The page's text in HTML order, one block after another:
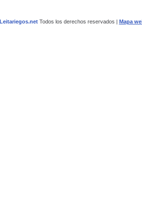
Leitariegos.netTodos los derechos reservados | Mapa